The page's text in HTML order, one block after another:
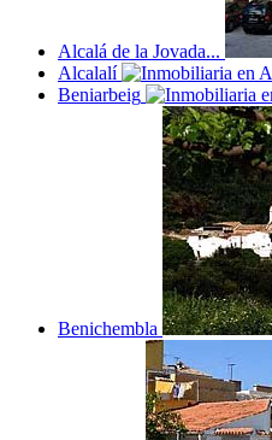
Alcalá de la Jovada...
Alcalalí
Beniarbeig
Benichembla